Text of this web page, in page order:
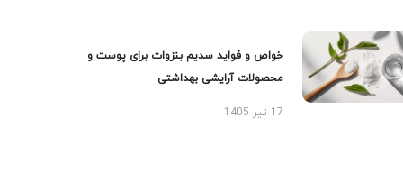
خواص و فواید سدیم بنزوات برای پوست و
محصولات آرایشی بهداشتی
17 تیر 1405